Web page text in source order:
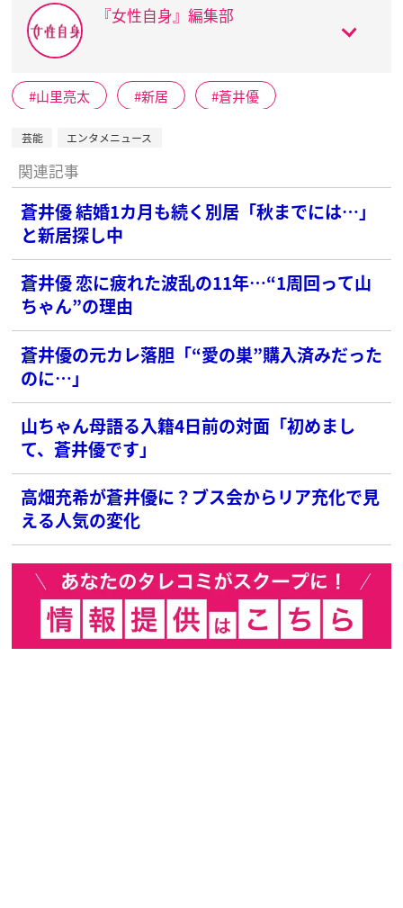
『女性自身』編集部
山里亮太 新居 蒼井優
芸能 エンタメニュース
関連記事
蒼井優 結婚1カ月も続く別居「秋までには…」
と新居探し中
蒼井優 恋に疲れた波乱の11年…“1周回って山
ちゃん”の理由
蒼井優の元カレ落胆「“愛の巣”購入済みだった
のに…」
山ちゃん母語る入籍4日前の対面「初めまし
て、蒼井優です」
高畑充希が蒼井優に？ブス会からリア充化で見
える人気の変化